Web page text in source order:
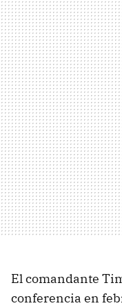
El comandante
conferencia en